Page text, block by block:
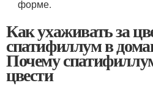
форме.
Как ухаживать за
спатифиллум в
Почему
цвести